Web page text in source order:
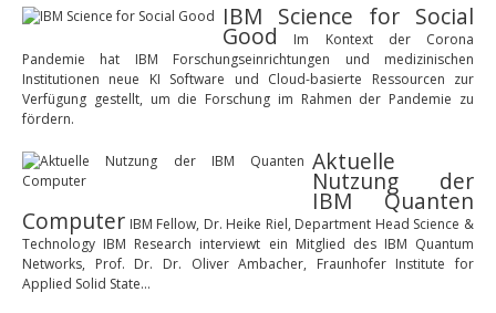
IBM Science for Social
Good
Im Kontext der Corona
Pandemie hat IBM Forschungseinrichtungen und medizinischen
Institutionen neue KI Software und Cloud-basierte Ressourcen zur
Verfügung gestellt, um die Forschung im Rahmen der Pandemie zu
fördern.
Aktuelle
Nutzung der
IBM Quanten
Computer IBM Fellow, Dr. Heike Riel, Department Head Science &
Technology IBM Research interviewt ein Mitglied des IBM Quantum
Networks, Prof. Dr. Dr. Oliver Ambacher, Fraunhofer Institute for
Applied Solid State…